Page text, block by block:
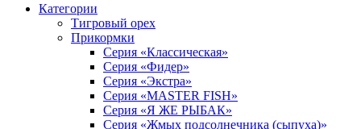
Категории
Тигровый орех
Прикормки
Серия «Классическая»
Серия «Фидер»
Серия «Экстра»
Серия «MASTER FISH»
Серия «Я ЖЕ РЫБАК»
Серия «Жмых подсолнечника (сыпуха)»